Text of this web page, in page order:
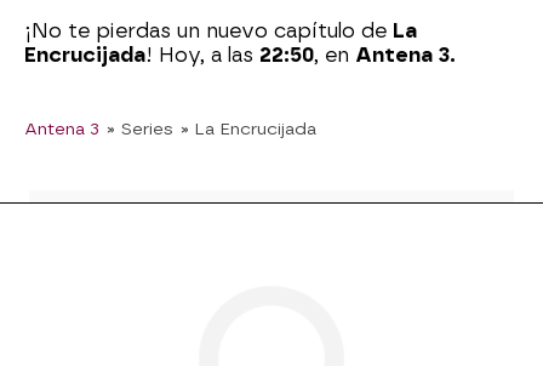
¡No te pierdas un nuevo capítulo de La
Encrucijada! Hoy, a las 22:50, en Antena 3.
Antena 3 » Series » La Encrucijada